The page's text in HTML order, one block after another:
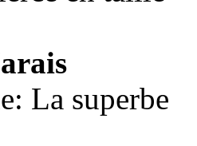
La superbe